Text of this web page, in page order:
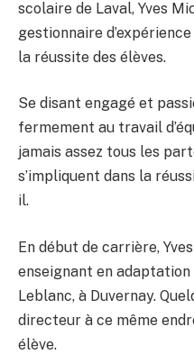
scolaire de Laval, Yves
gestionnaire
la réussite des élèves.
Se disant engagé et
fermement au travail
jamais assez tous les
s’impliquent dans la
il.
En début de carrière,
enseignant en adaptation
Leblanc, à Duvernay.
directeur à ce même
élève.